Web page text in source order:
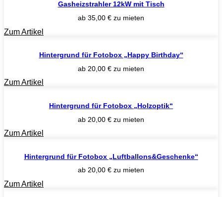
Gasheizstrahler 12kW mit Tisch
ab 35,00 € zu mieten
Zum Artikel
Hintergrund für Fotobox „Happy Birthday“
ab 20,00 € zu mieten
Zum Artikel
Hintergrund für Fotobox „Holzoptik“
ab 20,00 € zu mieten
Zum Artikel
Hintergrund für Fotobox „Luftballons&Geschenke“
ab 20,00 € zu mieten
Zum Artikel